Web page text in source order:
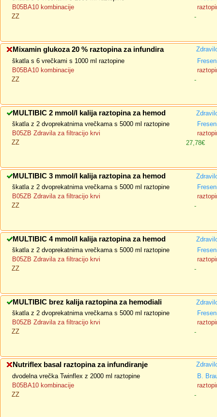
B05BA10 kombinacije
ZZ
-
Mixamin glukoza 20 % raztopina za infundira
škatla s 6 vrečkami s 1000 ml raztopine
B05BA10 kombinacije
ZZ
-
MULTIBIC 2 mmol/l kalija raztopina za hemod
škatla z 2 dvoprekatnima vrečkama s 5000 ml raztopine
B05ZB Zdravila za filtracijo krvi
ZZ
27,78€
MULTIBIC 3 mmol/l kalija raztopina za hemod
škatla z 2 dvoprekatnima vrečkama s 5000 ml raztopine
B05ZB Zdravila za filtracijo krvi
ZZ
-
MULTIBIC 4 mmol/l kalija raztopina za hemod
škatla z 2 dvoprekatnima vrečkama s 5000 ml raztopine
B05ZB Zdravila za filtracijo krvi
ZZ
-
MULTIBIC brez kalija raztopina za hemodiali
škatla z 2 dvoprekatnima vrečkama s 5000 ml raztopine
B05ZB Zdravila za filtracijo krvi
ZZ
-
Nutriflex basal raztopina za infundiranje
dvodelna vrečka Twinflex z 2000 ml raztopine
B.
B05BA10 kombinacije
ZZ
-